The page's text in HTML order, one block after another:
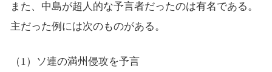
また、中島が超人的な予言者だったのは有名である。
主だった例には次のものがある。
（1）ソ連の満州侵攻を予言